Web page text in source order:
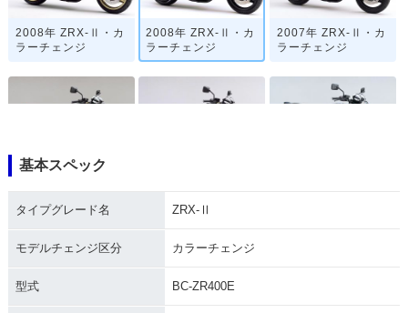
2008年 ZRX-Ⅱ・カ
ラーチェンジ
2008年 ZRX-Ⅱ・カ
ラーチェンジ
2007年 ZRX-Ⅱ・カ
ラーチェンジ
基本スペック
タイプグレード名 ZRX-Ⅱ
モデルチェンジ区分 カラーチェンジ
型式 BC-ZR400E